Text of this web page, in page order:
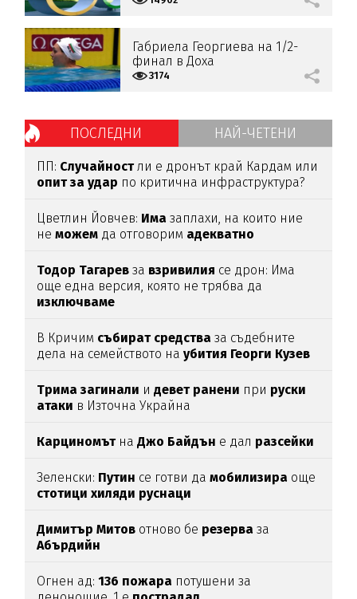
Габриела Георгиева на 1/2-
финал в Доха
3174
ПОСЛЕДНИ НАЙ-ЧЕТЕНИ
ПП: Случайностли е дронът край Кардам или
опит за удар по критична инфраструктура?
Цветлин Йовчев: Има заплахи, на които ние
неможем да отговорим адекватно
Тодор Тагарев за взривилия се дрон: Има
още една версия, която не трябва да
изключваме
В Кричим събират средства за съдебните
дела на семейството наубития Георги Кузев
Трима загинали идевет ранени при руски
атаки в Източна Украйна
КарциномътнаДжо Байдън е дал разсейки
Зеленски: Путин се готви дамобилизира още
стотици хиляди руснаци
Димитър Митов отново бе резерва за
Абърдийн
Огнен ад:136 пожара потушени за